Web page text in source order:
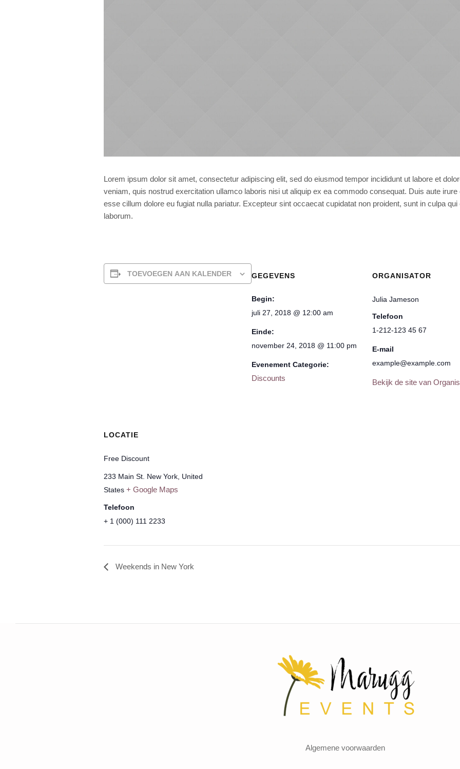
Lorem ipsum dolor sit amet, consectetur adipiscing elit, sed do eiusmod tempor incididunt ut labore et
veniam, quis nostrud exercitation ullamco laboris nisi ut aliquip ex ea commodo consequat. Duis aute
esse cillum dolore eu fugiat nulla pariatur. Excepteur sint occaecat cupidatat non proident, sunt in culpa
laborum.
TOEVOEGEN AAN KALENDER GEGEVENS
Begin:
juli 27, 2018 @ 12:00 am
Einde:
november 24, 2018 @ 11:00 pm
Evenement Categorie:
Discounts
ORGANISATOR
Julia Jameson
Telefoon
1-212-123 45 67
E-mail
example@example.com
Bekijk de site van
LOCATIE
Free Discount
233 Main St. New York, United
States + Google Maps
Telefoon
+ 1 (000) 111 2233
Weekends in New York
Algemene voorwaarden